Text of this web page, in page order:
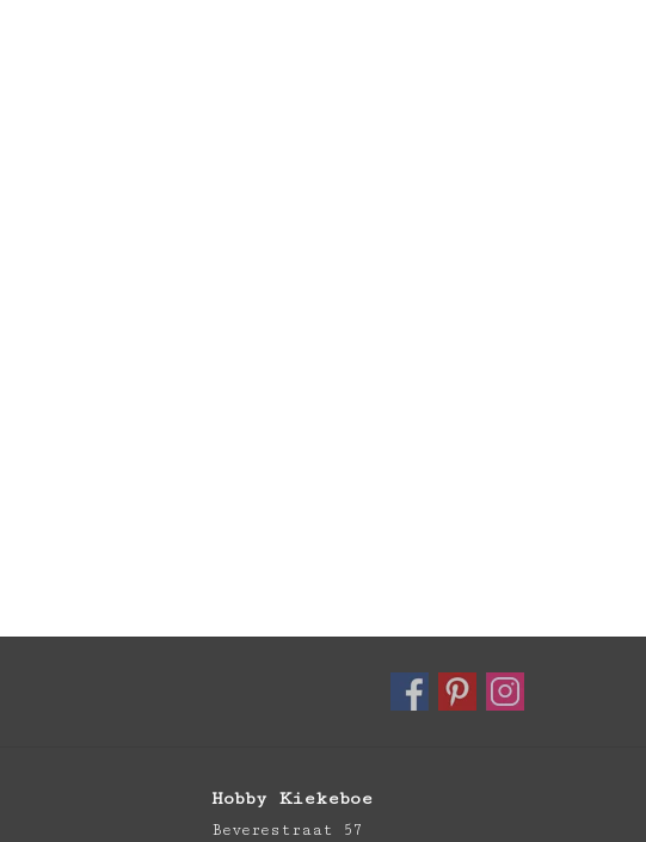
Hobby Kiekeboe
Beverestraat 57